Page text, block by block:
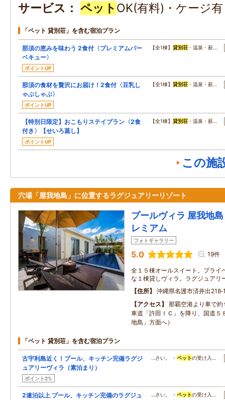
サービス ペット OK(有料)・ケージ
「ペット 貸別荘」を含む宿泊プラン
那須の恵みを味わう 2食付〈プレミアムバー
ベキュー〉
ポイントUP
【全1棟】貸別荘 ・温泉・薪…
那須の食材を贅沢にお届け！2食付〈豆乳し
ゃぶしゃぶ〉
ポイントUP
【全1棟】貸別荘 ・温泉・薪…
【特別日限定】おこもりステイプラン〈2食
付き〉【せいろ蒸し】
ポイントUP
【全1棟】貸別荘 ・温泉・薪…
この施
穴場「屋我地島」に位置するラグジュアリーリゾート
プールヴィラ 屋我地
レミアム
フォトギャラリー
5.0 19件
全１５棟オールスイート。プライ
な１棟貸しヴィラ。ラグジュアリ
住所
沖縄県名護市済井出
アクセス
那覇空港より車で
車道「許田ＩＣ」を降り、国道５
地島」方面へ）
「ペット 貸別荘」を含む宿泊プラン
古宇利島近く！プール、キッチン完備ラグジ
ュアリーヴィラ（素泊まり）
ポイント2%
…さい。 ・ペットの受け入…
2連泊以上 プール、キッチン完備のラグジュ
…さい。 ・ペットの受け入…